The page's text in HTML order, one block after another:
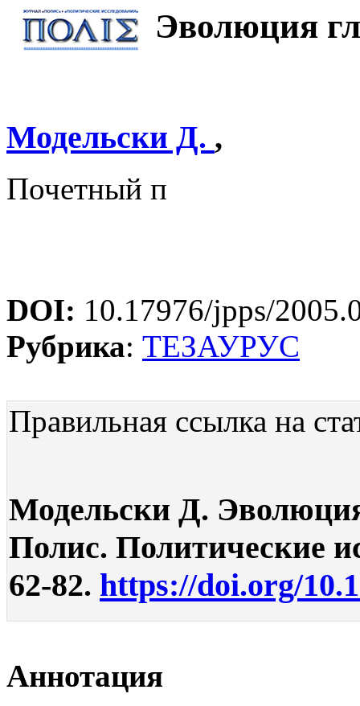
Эволюция
Модельски Д. ,
Почетный п
DOI: 10.17976/jpps/
Рубрика: ТЕЗАУРУС
Правильная ссылка на
Модельски Д.
Полис. Политические
62-82. https://doi.org/
Аннотация